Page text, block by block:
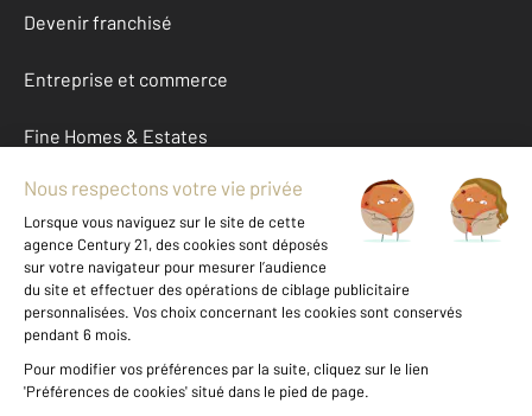
Devenir franchisé
Entreprise et commerce
Fine Homes & Estates
À propos
International
Nous contacter